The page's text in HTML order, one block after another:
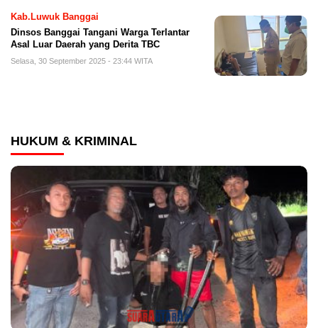
Kab.Luwuk Banggai
Dinsos Banggai Tangani Warga Terlantar
Asal Luar Daerah yang Derita TBC
Selasa, 30 September 2025 - 23:44 WITA
HUKUM & KRIMINAL